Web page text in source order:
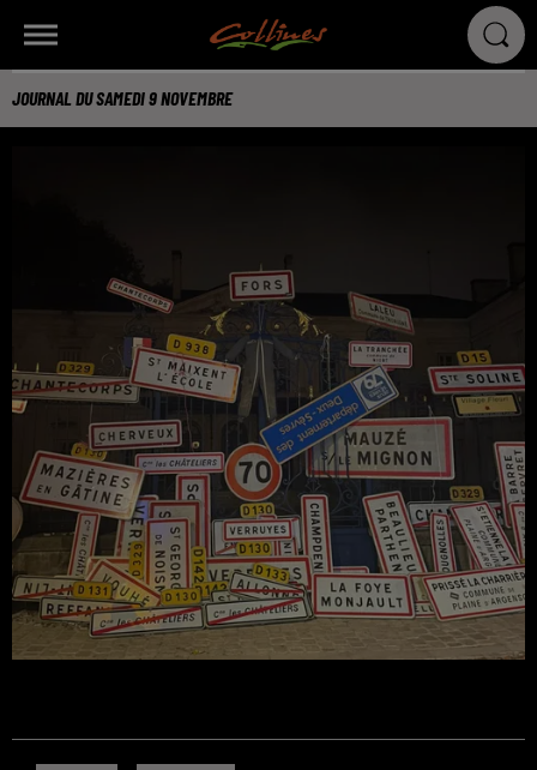
JOURNAL DU SAMEDI 9 NOVEMBRE